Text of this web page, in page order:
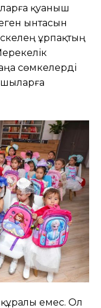
қуаныш
ынтасын
ұрпақтың
сөмкелерді
емес. Ол